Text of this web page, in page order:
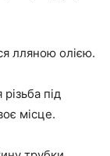
лляною олією.
під
місце.